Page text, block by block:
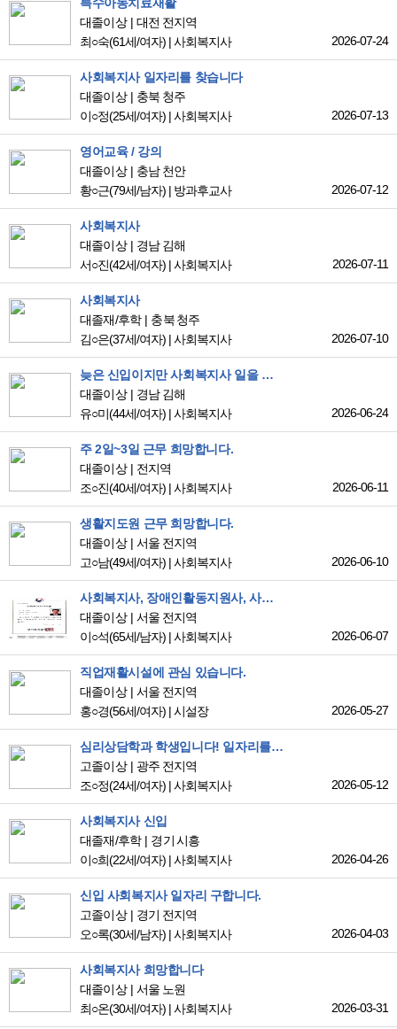
대졸이상
대전 전지역
최○숙(61세/여자) |사회복지사 2026-07-24
사회복지사 일자리를 찾습니다
대졸이상
충북 청주
이○정(25세/여자) |사회복지사 2026-07-13
영어교육 / 강의
대졸이상
충남 천안
황○근(79세/남자) | 방과후교사 2026-07-12
사회복지사
대졸이상
경남 김해
서○진(42세/여자) |사회복지사 2026-07-11
사회복지사
대졸재/후학
충북 청주
김○은(37세/여자) |사회복지사 2026-07-10
늦은 신입이지만 사회복지사 일을 배우면서 해보고 싶습니다
대졸이상
경남 김해
유○미(44세/여자) |사회복지사 2026-06-24
주 2일~3일 근무 희망합니다.
대졸이상
전지역
조○진(40세/여자) |사회복지사 2026-06-11
생활지도원 근무 희망합니다.
대졸이상
서울 전지역
고○남(49세/여자) |사회복지사 2026-06-10
사회복지사, 장애인활동지원사, 사무관리 등
대졸이상
서울 전지역
이○석(65세/남자) |사회복지사 2026-06-07
직업재활시설에 관심 있습니다.
대졸이상
서울 전지역
홍○경(56세/여자) |시설장 2026-05-27
심리상담학과 학생입니다! 일자리를 구하고있습니다!
고졸이상
광주 전지역
조○정(24세/여자) |사회복지사 2026-05-12
사회복지사 신입
대졸재/후학
경기 시흥
이○희(22세/여자) |사회복지사 2026-04-26
신입 사회복지사 일자리 구합니다.
고졸이상
경기 전지역
오○록(30세/남자) |사회복지사 2026-04-03
사회복지사 희망합니다
대졸이상
서울 노원
최○온(30세/여자) |사회복지사 2026-03-31